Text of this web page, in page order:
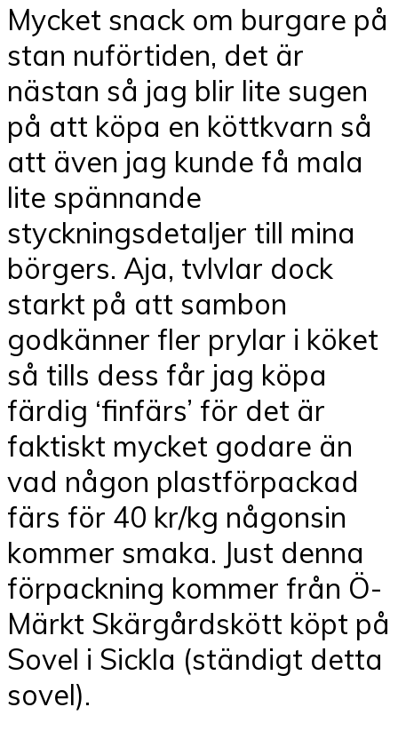
Mycket snack om burgare på
stan nuförtiden, det är
nästan så jag blir lite sugen
på att köpa en köttkvarn så
att även jag kunde få mala
lite spännande
styckningsdetaljer till mina
börgers. Aja, tvlvlar dock
starkt på att sambon
godkänner fler prylar i köket
så tills dess får jag köpa
färdig ‘finfärs’ för det är
faktiskt mycket godare än
vad någon plastförpackad
färs för 40 kr/kg någonsin
kommer smaka. Just denna
förpackning kommer från Ö-
Märkt Skärgårdskött köpt på
Sovel i Sickla (ständigt detta
sovel).